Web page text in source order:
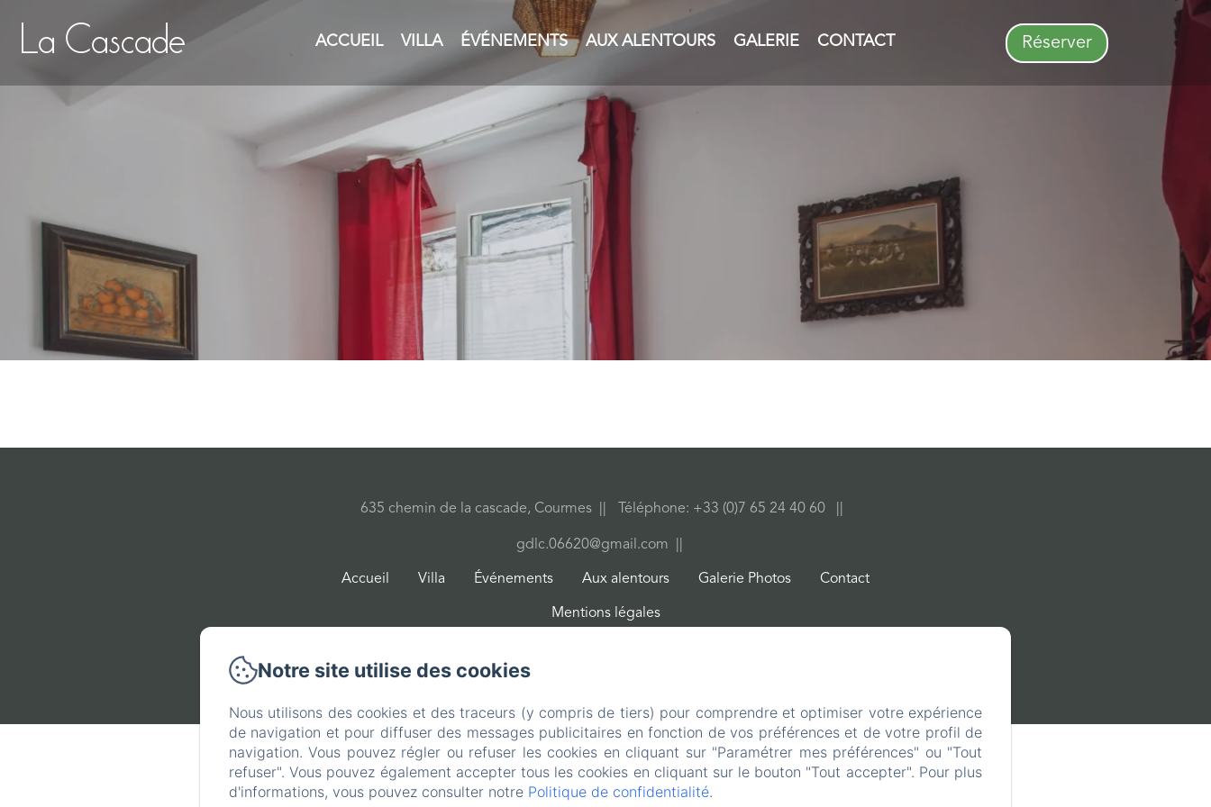
La Cascade ACCUEIL VILLA ÉVÉNEMENTS AUX ALENTOURS GALERIE CONTACT Réserver
635 chemin de la cascade, Courmes Téléphone: +33 (0)7 65 24 40 60
gdlc.06620@gmail.com
Accueil Villa Événements Aux alentours Galerie Photos Contact
Mentions légales
Notre site utilise des cookies
Nous utilisons des cookies et des traceurs (y compris de tiers) pour comprendre et optimiser votre expérience
de navigation et pour diffuser des messages publicitaires en fonction de vos préférences et de votre profil de
navigation. Vous pouvez régler ou refuser les cookies en cliquant sur "Paramétrer mes préférences" ou "Tout
refuser". Vous pouvez également accepter tous les cookies en cliquant sur le bouton "Tout accepter". Pour plus
d'informations, vous pouvez consulter notre Politique de confidentialité.